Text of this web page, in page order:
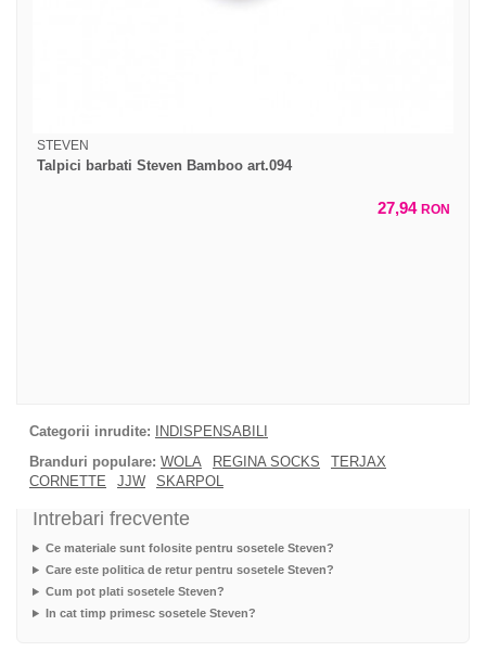
STEVEN
Talpici barbati Steven Bamboo art.094
27,94 RON
Categorii inrudite:
INDISPENSABILI
Branduri populare: WOLA REGINA SOCKS
TERJAX
CORNETTE
JJW SKARPOL
Intrebari frecvente
Ce materiale sunt folosite pentru sosetele Steven?
Care este politica de retur pentru sosetele Steven?
Cum pot plati sosetele Steven?
In cat timp primesc sosetele Steven?